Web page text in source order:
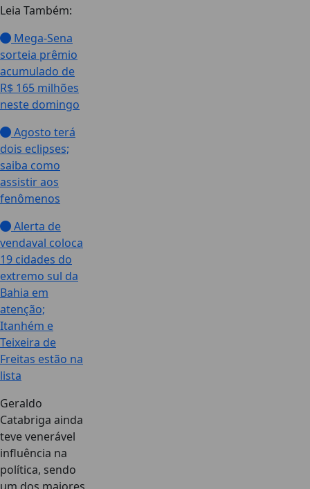
Leia Também:
Mega-Sena
sorteia prêmio
acumulado de
R$ 165 milhões
neste domingo
Agosto terá
dois eclipses;
saiba como
assistir aos
fenômenos
Alerta de
vendaval coloca
19 cidades do
extremo sul da
Bahia em
atenção;
Itanhém e
Teixeira de
Freitas estão na
lista
Geraldo
Catabriga ainda
teve venerável
influência na
política, sendo